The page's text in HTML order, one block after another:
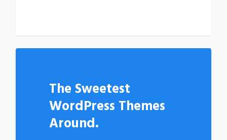
The Sweetest
WordPress Themes
Around.